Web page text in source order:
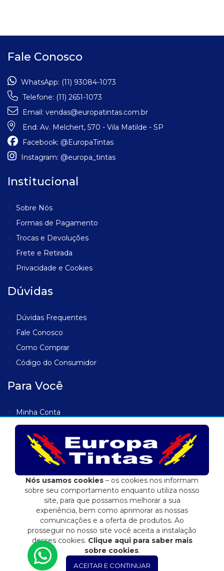
Fale Conosco
WhatsApp: (11) 93084-1073
Telefone: (11) 2651-1073
Email: vendas@europatintas.com.br
End: Av. Melchert, 570 - Vila Matilde - SP
Facebook: @EuropaTintas
Instagram: @europa_tintas
Institucional
Sobre Nós
Formas de Pagamento
Trocas e Devoluções
Frete e Retirada
Privacidade e Cookies
Dúvidas
Dúvidas Frequentes
Fale Conosco
Como Comprar
Código do Consumidor
Para Você
Minha Conta
Meus Endereços
Meus Pedidos
Lista de Desejos
Rastrear Pedido
Eduardo Jose Fidalgo EPP | 04.557.284/0001-72
E-commerce integrado ao ERP Control Shop
© 2022 Max Scalla Informática | Todos os direitos reservados
Nós usamos cookies – os cookies nos informam
sobre seu comportamento enquanto utiliza nosso
site, para que possamos melhorar a sua
experiência, bem como aprimorar as nossas
comunicações e a oferta de produtos. Ao
prosseguir no nosso site você aceita a instalação
desses cookies. Clique aqui para saber mais
sobre cookies.
ACEITAR E CONTINUAR